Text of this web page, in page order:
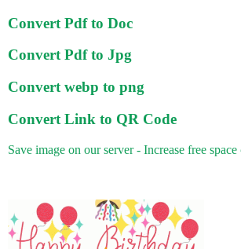
Convert Pdf to Doc
Convert Pdf to Jpg
Convert webp to png
Convert Link to QR Code
Save image on our server - Increase free